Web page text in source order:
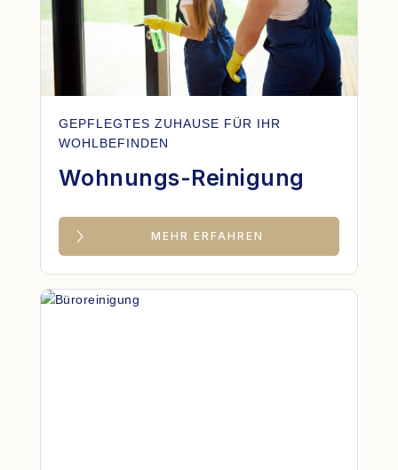
GEPFLEGTES ZUHAUSE FÜR IHR
WOHLBEFINDEN
Wohnungs-Reinigung
MEHR ERFAHREN